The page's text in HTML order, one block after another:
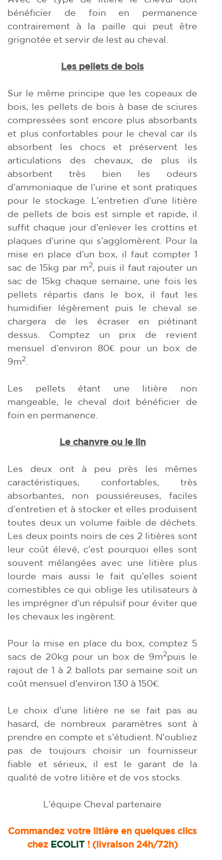
bénéficier de foin en permanence
contrairement à la paille qui peut être
grignotée et servir de lest au cheval.
Les pellets de bois
Sur le même principe que les copeaux de
bois, les pellets de bois à base de sciures
compressées sont encore plus absorbants
et plus confortables pour le cheval car ils
absorbent les chocs et préservent les
articulations des chevaux, de plus ils
absorbent très bien les odeurs
d’ammoniaque de l’urine et sont pratiques
pour le stockage. L’entretien d’une litière
de pellets de bois est simple et rapide, il
suffit chaque jour d’enlever les crottins et
plaques d’urine qui s’agglomèrent. Pour la
mise en place d’un box, il faut compter 1
sac de 15kg par m2, puis il faut rajouter un
sac de 15kg chaque semaine, une fois les
pellets répartis dans le box, il faut les
humidifier légèrement puis le cheval se
chargera de les écraser en piétinant
dessus. Comptez un prix de revient
mensuel d’environ 80€ pour un box de
9m2
Les pellets étant une litière non
mangeable, le cheval doit bénéficier de
foin en permanence.
Le chanvre ou le lin
Les deux ont à peu près les mêmes
caractéristiques, confortables, très
absorbantes, non poussiéreuses, faciles
d’entretien et à stocker et elles produisent
toutes deux un volume faible de déchets.
Les deux points noirs de ces 2 litières sont
leur coût élevé, c’est pourquoi elles sont
souvent mélangées avec une litière plus
lourde mais aussi le fait qu’elles soient
comestibles ce qui oblige les utilisateurs à
les imprégner d’un répulsif pour éviter que
les chevaux les ingèrent.
Pour la mise en place du box, comptez 5
sacs de 20kg pour un box de 9m2puis le
rajout de 1 à 2 ballots par semaine soit un
coût mensuel d’environ 130 à 150€.
Le choix d’une litière ne se fait pas au
hasard, de nombreux paramètres sont à
prendre en compte et s’étudient. N’oubliez
pas de toujours choisir un fournisseur
fiable et sérieux, il est le garant de la
qualité de votre litière et de vos stocks.
L’équipe Cheval partenaire
Commandez votre litière en quelques clics
chez ECOLIT! (livraison 24h/72h)